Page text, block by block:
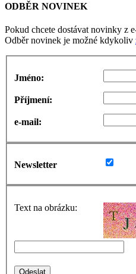
ODBĚR NOVINEK
Pokud chcete dostávat novinky z
Odběr novinek je možné kdykoliv
Jméno:
Příjmení:
e-mail:
Newsletter
Text na obrázku: